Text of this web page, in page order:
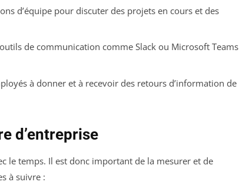
d’équipe pour discuter des projets en cours et des
de communication comme Slack ou Microsoft Teams
à donner et à recevoir des retours d’information de
d’entreprise
le temps. Il est donc important de la mesurer et de
à suivre :